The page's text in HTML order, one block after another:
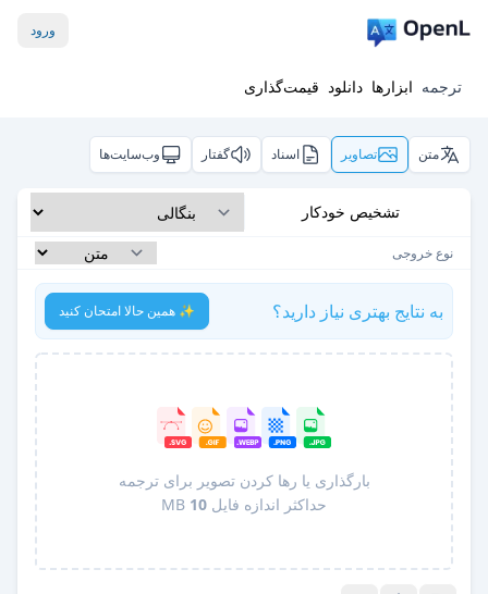
ورود
ترجمه ابزارها دانلود قیمت‌گذاری
متن تصاویر اسناد گفتار وب‌سایت‌ها
تشخیص خودکار
نوع خروجی
به نتایج بهتری نیاز دارید؟ ✨ همین حالا امتحان کنید
بارگذاری یا رها کردن تصویر برای ترجمه
حداکثر اندازه فایل 10